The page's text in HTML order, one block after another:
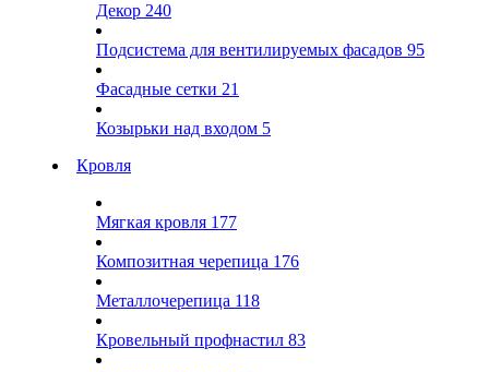
Декор 240
Подсистема для вентилируемых фасадов 95
Фасадные сетки 21
Козырьки над входом 5
Кровля
Мягкая кровля 177
Композитная черепица 176
Металлочерепица 118
Кровельный профнастил 83